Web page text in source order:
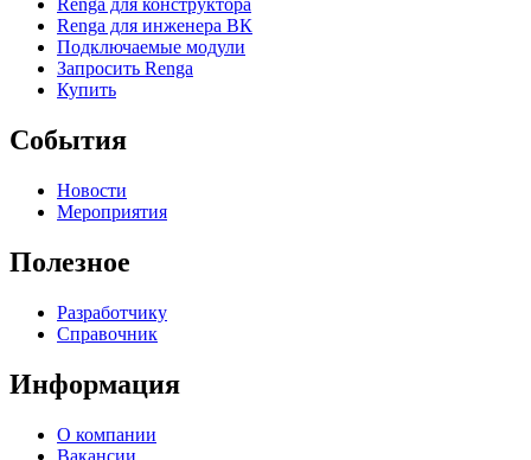
Renga для конструктора
Renga для инженера ВК
Подключаемые модули
Запросить Renga
Купить
События
Новости
Мероприятия
Полезное
Разработчику
Справочник
Информация
О компании
Вакансии